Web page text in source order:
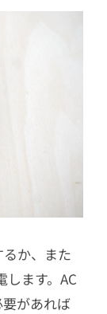
か、また
します。AC
があれば